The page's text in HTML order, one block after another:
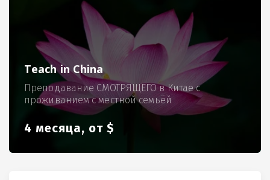
Teach in China
Преподавание СМОТРЯЩЕГО в Китае с
проживанием с местной семьёй
4 месяца, от $